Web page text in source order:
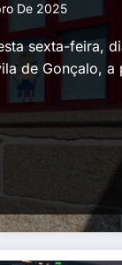
De 2025
sexta-feira,
de Gonçalo, a